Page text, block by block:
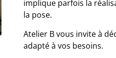
implique parfois la
la pose.
Atelier B vous invite à
adapté à vos besoins.